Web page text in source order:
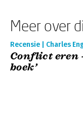
Meer over
Recensie | Charles
Conflict eren
boek’